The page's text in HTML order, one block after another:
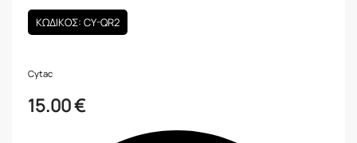
ΚΩΔΙΚΟΣ: CY-QR2
Cytac
15.00€